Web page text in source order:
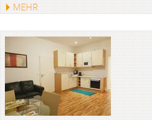
MEHR